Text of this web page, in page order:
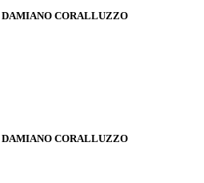
DAMIANO CORALLUZZO
DAMIANO CORALLUZZO